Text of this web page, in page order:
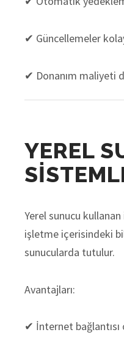
✔ Güncellemeler
✔ Donanım maliyeti
YEREL
Yerel sunucu
işletme içerisindeki
sunucularda tutulur.
Avantajları:
✔ İnternet bağlantısı